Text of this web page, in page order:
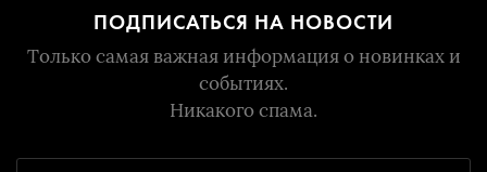
ПОДПИСАТЬСЯ НА НОВОСТИ
Только самая важная информация о новинках и
событиях.
Никакого спама.